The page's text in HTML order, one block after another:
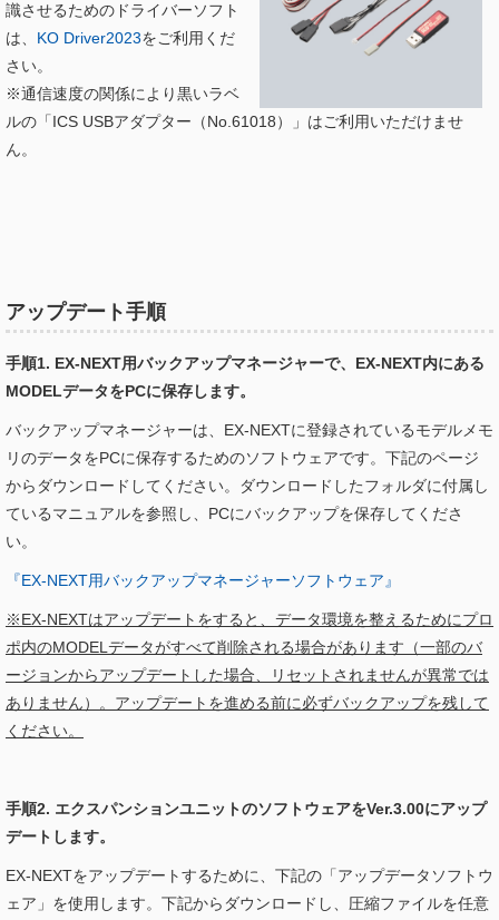
識させるためのドライバーソフト
は、 KO Driver2023をご利用くだ
さい。
※通信速度の関係により黒いラベ
ルの「ICS USBアダプター（No.61018）」はご利用いただけませ
ん。
アップデート手順
手順1. EX-NEXT用バックアップマネージャーで、EX-NEXT内にある
MODELデータをPCに保存します。
バックアップマネージャーは、EX-NEXTに登録されているモデルメモ
リのデータをPCに保存するためのソフトウェアです。下記のページ
からダウンロードしてください。ダウンロードしたフォルダに付属し
ているマニュアルを参照し、PCにバックアップを保存してくださ
い。
『EX-NEXT用バックアップマネージャーソフトウェア』
※EX-NEXTはアップデートをすると、データ環境を整えるためにプロ
ポ内のMODELデータがすべて削除される場合があります（一部のバ
ージョンからアップデートした場合、リセットされませんが異常では
ありません）。アップデートを進める前に必ずバックアップを残して
ください。
手順2. エクスパンションユニットのソフトウェアをVer.3.00にアップ
デートします。
EX-NEXTをアップデートするために、下記の「アップデータソフトウ
ェア」を使用します。下記からダウンロードし、圧縮ファイルを任意